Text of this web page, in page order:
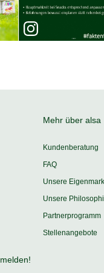
Mehr über alsa
Kundenberatung
FAQ
Unsere
Unsere
Partnerprogramm
Stellenangebote